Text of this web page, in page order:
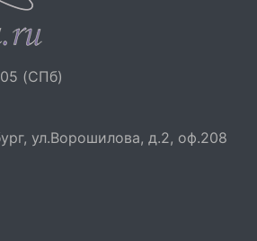
(СПб)
ул.Ворошилова, д.2, оф.208